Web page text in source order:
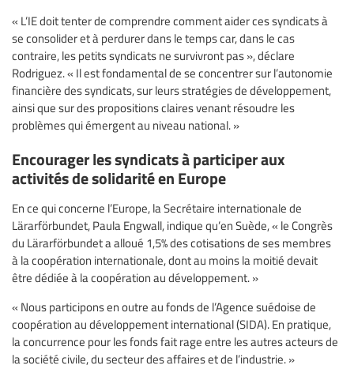
« L’IE doit tenter de comprendre comment aider ces syndicats à
se consolider et à perdurer dans le temps car, dans le cas
contraire, les petits syndicats ne survivront pas », déclare
Rodriguez. « Il est fondamental de se concentrer sur l’autonomie
financière des syndicats, sur leurs stratégies de développement,
ainsi que sur des propositions claires venant résoudre les
problèmes qui émergent au niveau national. »
Encourager les syndicats à participer aux
activités de solidarité en Europe
En ce qui concerne l’Europe, la Secrétaire internationale de
Lärarförbundet, Paula Engwall, indique qu’en Suède, « le Congrès
du Lärarförbundet a alloué 1,5% des cotisations de ses membres
à la coopération internationale, dont au moins la moitié devait
être dédiée à la coopération au développement. »
« Nous participons en outre au fonds de l’Agence suédoise de
coopération au développement international (SIDA). En pratique,
la concurrence pour les fonds fait rage entre les autres acteurs de
la société civile, du secteur des affaires et de l’industrie. »